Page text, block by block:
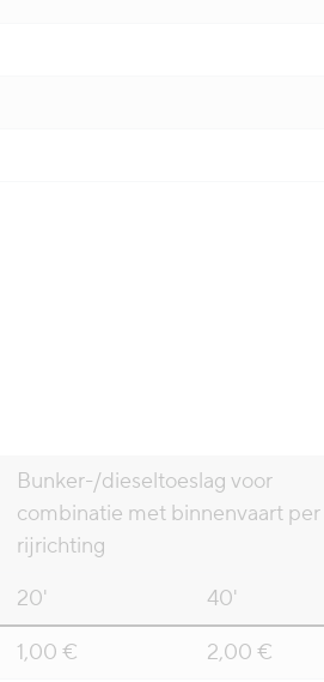
Bunker-/dieseltoeslag voor
combinatie met binnenvaart per
rijrichting
20'
40'
1,00 €
2,00 €